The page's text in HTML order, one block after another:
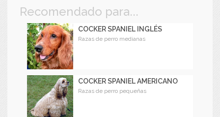
Recomendado para...
COCKER SPANIEL INGLÉS
Razas de perro medianas
COCKER SPANIEL AMERICANO
Razas de perro pequeñas